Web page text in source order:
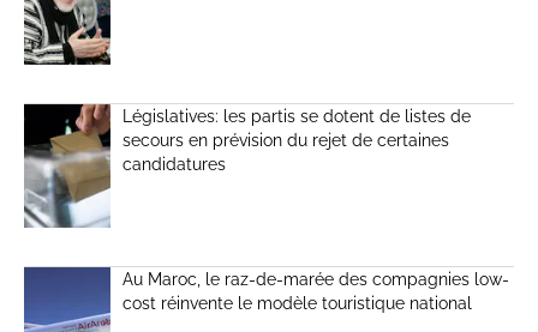
Législatives: les partis se dotent de listes de
secours en prévision du rejet de certaines
candidatures
Au Maroc, le raz-de-marée des compagnies low-
cost réinvente le modèle touristique national